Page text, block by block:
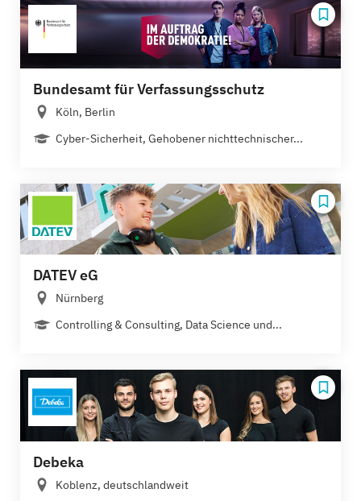
Bundesamt für Verfassungsschutz
Köln, Berlin
Cyber-Sicherheit, Gehobener nichttechnischer...
DATEV eG
Nürnberg
Controlling & Consulting, Data Science und...
Debeka
Koblenz, deutschlandweit